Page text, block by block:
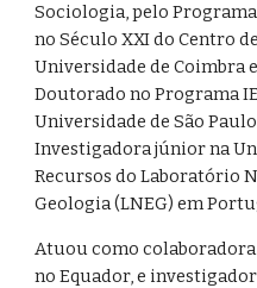
Sociologia, pelo
no Século XXI do Centro
Universidade de Coimbra
Doutorado no Programa
Universidade de São Paulo
Investigadora júnior na
Recursos do Laboratório
Geologia (LNEG) em
Atuou como
no Equador, e